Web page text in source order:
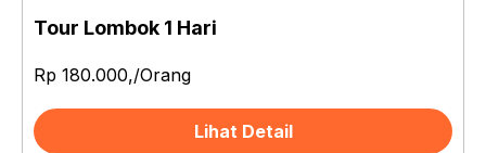
Tour Lombok 1 Hari
Rp 180.000,/Orang
Lihat Detail